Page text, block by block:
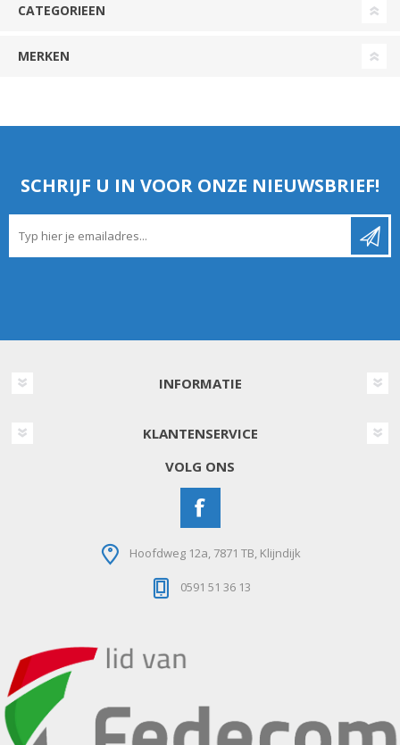
CATEGORIEEN
MERKEN
SCHRIJF U IN VOOR ONZE NIEUWSBRIEF!
INFORMATIE
KLANTENSERVICE
VOLG ONS
Hoofdweg 12a, 7871 TB, Klijndijk
0591 51 36 13